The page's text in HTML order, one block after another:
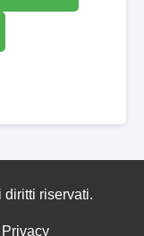
diritti riservati.
Privacy